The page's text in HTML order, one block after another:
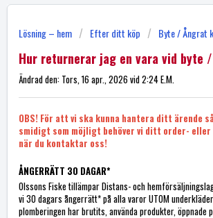
Lösning – hem Efter ditt köp Byte / Ångrat
Hur returnerar jag en vara vid byte
Ändrad den: Tors, 16 apr., 2026 vid 2:24 E.M.
OBS! För att vi ska kunna hantera ditt ärende
smidigt som möjligt behöver vi ditt order-
när du kontaktar oss!
ÅNGERRÄTT 30 DAGAR*
Olssons Fiske tillämpar Distans- och
vi 30 dagars ångerrätt* på alla varor UTOM
plomberingen har brutits, använda produkter, öppnade